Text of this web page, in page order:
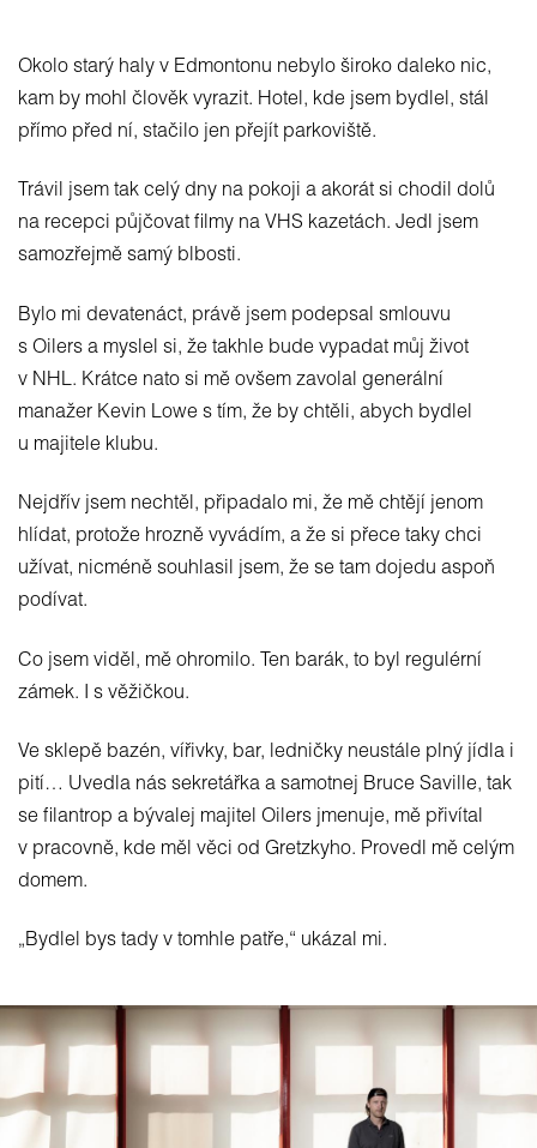
Okolo starý haly v Edmontonu nebylo široko daleko nic,
kam by mohl člověk vyrazit. Hotel, kde jsem bydlel, stál
přímo před ní, stačilo jen přejít parkoviště.
Trávil jsem tak celý dny na pokoji a akorát si chodil dolů
na recepci půjčovat filmy na VHS kazetách. Jedl jsem
samozřejmě samý blbosti.
Bylo mi devatenáct, právě jsem podepsal smlouvu
s Oilers a myslel si, že takhle bude vypadat můj život
v NHL. Krátce nato si mě ovšem zavolal generální
manažer Kevin Lowe s tím, že by chtěli, abych bydlel
u majitele klubu.
Nejdřív jsem nechtěl, připadalo mi, že mě chtějí jenom
hlídat, protože hrozně vyvádím, a že si přece taky chci
užívat, nicméně souhlasil jsem, že se tam dojedu aspoň
podívat.
Co jsem viděl, mě ohromilo. Ten barák, to byl regulérní
zámek. I s věžičkou.
Ve sklepě bazén, vířivky, bar, ledničky neustále plný jídla i
pití… Uvedla nás sekretářka a samotnej Bruce Saville, tak
se filantrop a bývalej majitel Oilers jmenuje, mě přivítal
v pracovně, kde měl věci od Gretzkyho. Provedl mě celým
domem.
„Bydlel bys tady v tomhle patře,“ ukázal mi.